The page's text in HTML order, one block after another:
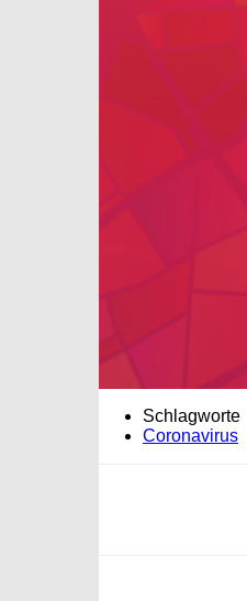
Schlagworte
Coronavirus